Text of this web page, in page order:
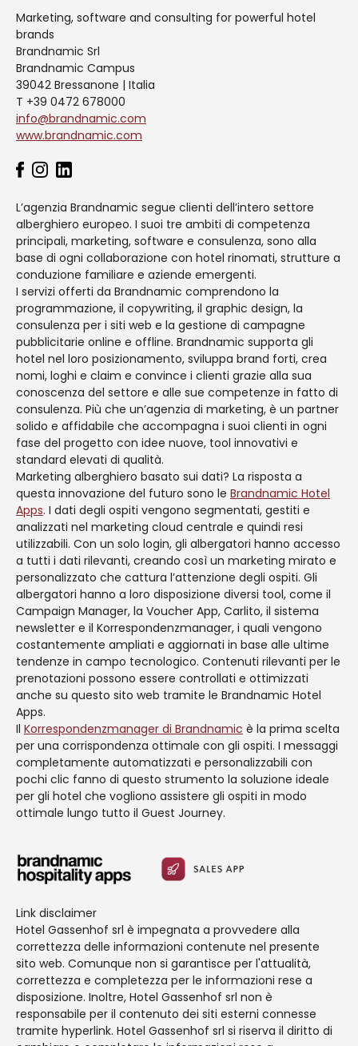
Marketing, software and consulting for powerful hotel
brands
Brandnamic Srl
Brandnamic Campus
39042 Bressanone | Italia
T +39 0472 678000
info@brandnamic.com
www.brandnamic.com
L’agenzia Brandnamic segue clienti dell’intero settore
alberghiero europeo. I suoi tre ambiti di competenza
principali, marketing, software e consulenza, sono alla
base di ogni collaborazione con hotel rinomati, strutture a
conduzione familiare e aziende emergenti.
I servizi offerti da Brandnamic comprendono la
programmazione, il copywriting, il graphic design, la
consulenza per i siti web e la gestione di campagne
pubblicitarie online e offline. Brandnamic supporta gli
hotel nel loro posizionamento, sviluppa brand forti, crea
nomi, loghi e claim e convince i clienti grazie alla sua
conoscenza del settore e alle sue competenze in fatto di
consulenza. Più che un’agenzia di marketing, è un partner
solido e affidabile che accompagna i suoi clienti in ogni
fase del progetto con idee nuove, tool innovativi e
standard elevati di qualità.
Marketing alberghiero basato sui dati? La risposta a
questa innovazione del futuro sono le Brandnamic Hotel
Apps. I dati degli ospiti vengono segmentati, gestiti e
analizzati nel marketing cloud centrale e quindi resi
utilizzabili. Con un solo login, gli albergatori hanno accesso
a tutti i dati rilevanti, creando così un marketing mirato e
personalizzato che cattura l’attenzione degli ospiti. Gli
albergatori hanno a loro disposizione diversi tool, come il
Campaign Manager, la Voucher App, Carlito, il sistema
newsletter e il Korrespondenzmanager, i quali vengono
costantemente ampliati e aggiornati in base alle ultime
tendenze in campo tecnologico. Contenuti rilevanti per le
prenotazioni possono essere controllati e ottimizzati
anche su questo sito web tramite le Brandnamic Hotel
Apps.
Il Korrespondenzmanager di Brandnamic è la prima scelta
per una corrispondenza ottimale con gli ospiti. I messaggi
completamente automatizzati e personalizzabili con
pochi clic fanno di questo strumento la soluzione ideale
per gli hotel che vogliono assistere gli ospiti in modo
ottimale lungo tutto il Guest Journey.
Link disclaimer
Hotel Gassenhof srl è impegnata a provvedere alla
correttezza delle informazioni contenute nel presente
sito web. Comunque non si garantisce per l'attualità,
correttezza e completezza per le informazioni rese a
disposizione. Inoltre, Hotel Gassenhof srl non è
responsabile per il contenuto dei siti esterni connesse
tramite hyperlink. Hotel Gassenhof srl si riserva il diritto di